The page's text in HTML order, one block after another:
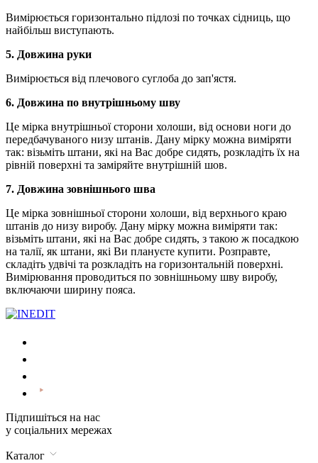
Вимірюється горизонтально підлозі по точках сідниць, що
найбільш виступають.
5. Довжина руки
Вимірюється від плечового суглоба до зап'ястя.
6. Довжина по внутрішньому шву
Це мірка внутрішньої сторони холоши, від основи ноги до
передбачуваного низу штанів. Дану мірку можна виміряти
так: візьміть штани, які на Вас добре сидять, розкладіть їх на
рівній поверхні та заміряйте внутрішній шов.
7. Довжина зовнішнього шва
Це мірка зовнішньої сторони холоши, від верхнього краю
штанів до низу виробу. Дану мірку можна виміряти так:
візьміть штани, які на Вас добре сидять, з такою ж посадкою
на талії, як штани, які Ви плануєте купити. Розправте,
складіть удвічі та розкладіть на горизонтальній поверхні.
Вимірювання проводиться по зовнішньому шву виробу,
включаючи ширину пояса.
Підпишіться на нас
у соціальних мережах
Каталог